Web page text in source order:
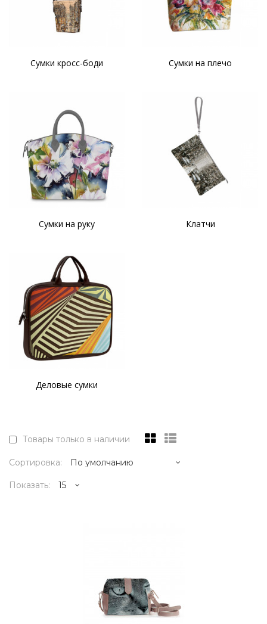
Сумки кросс-боди Сумки на плечо
Сумки на руку Клатчи
Деловые сумки
Товары только в наличии
Сортировка:
Показать:
КУПИТЬ